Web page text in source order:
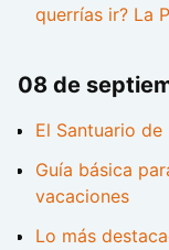
querrías ir? La
08 de
El Santuario de
Guía básica
vacaciones
Lo más